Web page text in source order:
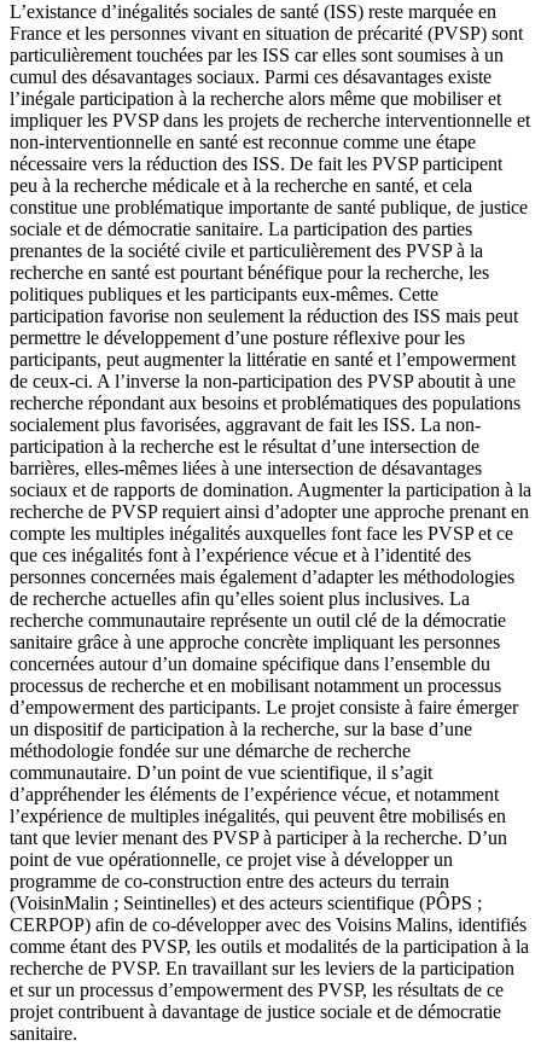
L’existance d’inégalités sociales de santé (ISS) reste marquée en
France et les personnes vivant en situation de précarité (PVSP) sont
particulièrement touchées par les ISS car elles sont soumises à un
cumul des désavantages sociaux. Parmi ces désavantages existe
l’inégale participation à la recherche alors même que mobiliser et
impliquer les PVSP dans les projets de recherche interventionnelle et
non-interventionnelle en santé est reconnue comme une étape
nécessaire vers la réduction des ISS. De fait les PVSP participent
peu à la recherche médicale et à la recherche en santé, et cela
constitue une problématique importante de santé publique, de justice
sociale et de démocratie sanitaire. La participation des parties
prenantes de la société civile et particulièrement des PVSP à la
recherche en santé est pourtant bénéfique pour la recherche, les
politiques publiques et les participants eux-mêmes. Cette
participation favorise non seulement la réduction des ISS mais peut
permettre le développement d’une posture réflexive pour les
participants, peut augmenter la littératie en santé et l’empowerment
de ceux-ci. A l’inverse la non-participation des PVSP aboutit à une
recherche répondant aux besoins et problématiques des populations
socialement plus favorisées, aggravant de fait les ISS. La non-
participation à la recherche est le résultat d’une intersection de
barrières, elles-mêmes liées à une intersection de désavantages
sociaux et de rapports de domination. Augmenter la participation à la
recherche de PVSP requiert ainsi d’adopter une approche prenant en
compte les multiples inégalités auxquelles font face les PVSP et ce
que ces inégalités font à l’expérience vécue et à l’identité des
personnes concernées mais également d’adapter les méthodologies
de recherche actuelles afin qu’elles soient plus inclusives. La
recherche communautaire représente un outil clé de la démocratie
sanitaire grâce à une approche concrète impliquant les personnes
concernées autour d’un domaine spécifique dans l’ensemble du
processus de recherche et en mobilisant notamment un processus
d’empowerment des participants. Le projet consiste à faire émerger
un dispositif de participation à la recherche, sur la base d’une
méthodologie fondée sur une démarche de recherche
communautaire. D’un point de vue scientifique, il s’agit
d’appréhender les éléments de l’expérience vécue, et notamment
l’expérience de multiples inégalités, qui peuvent être mobilisés en
tant que levier menant des PVSP à participer à la recherche. D’un
point de vue opérationnelle, ce projet vise à développer un
programme de co-construction entre des acteurs du terrain
(VoisinMalin ; Seintinelles) et des acteurs scientifique (PÔPS ;
CERPOP) afin de co-développer avec des Voisins Malins, identifiés
comme étant des PVSP, les outils et modalités de la participation à la
recherche de PVSP. En travaillant sur les leviers de la participation
et sur un processus d’empowerment des PVSP, les résultats de ce
projet contribuent à davantage de justice sociale et de démocratie
sanitaire.